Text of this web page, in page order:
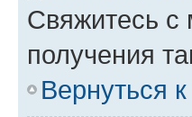
Свяжитесь с
получения
Вернуться